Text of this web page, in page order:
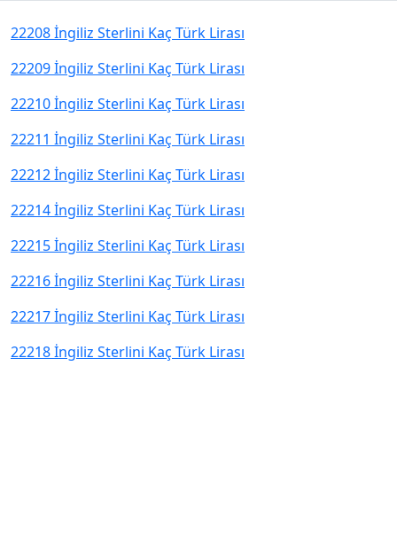
22208 İngiliz Sterlini Kaç Türk Lirası
22209 İngiliz Sterlini Kaç Türk Lirası
22210 İngiliz Sterlini Kaç Türk Lirası
22211 İngiliz Sterlini Kaç Türk Lirası
22212 İngiliz Sterlini Kaç Türk Lirası
22214 İngiliz Sterlini Kaç Türk Lirası
22215 İngiliz Sterlini Kaç Türk Lirası
22216 İngiliz Sterlini Kaç Türk Lirası
22217 İngiliz Sterlini Kaç Türk Lirası
22218 İngiliz Sterlini Kaç Türk Lirası